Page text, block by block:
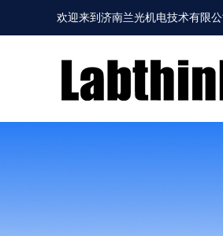
欢迎来到济南兰光机电技术有限公